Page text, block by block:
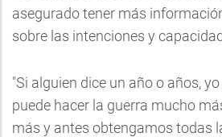
asegurado tener más
sobre las intenciones y
"Si alguien dice un año o años,
puede hacer la guerra mucho
más y antes obtengamos todas